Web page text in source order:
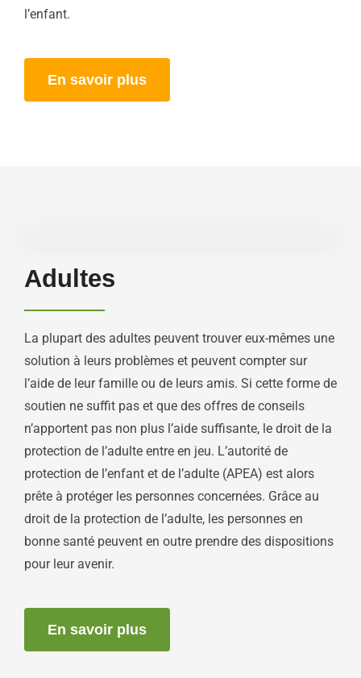
l’enfant.
En savoir plus
Adultes
La plupart des adultes peuvent trouver eux-mêmes une
solution à leurs problèmes et peuvent compter sur
l’aide de leur famille ou de leurs amis. Si cette forme de
soutien ne suffit pas et que des offres de conseils
n’apportent pas non plus l’aide suffisante, le droit de la
protection de l’adulte entre en jeu. L’autorité de
protection de l’enfant et de l’adulte (APEA) est alors
prête à protéger les personnes concernées. Grâce au
droit de la protection de l’adulte, les personnes en
bonne santé peuvent en outre prendre des dispositions
pour leur avenir.
En savoir plus